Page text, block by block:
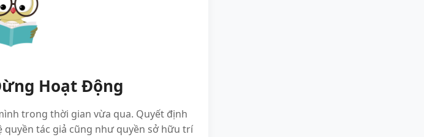
Hoạt Động
trong thời gian vừa qua. Quyết định
tác giả cũng như quyền sở hữu trí